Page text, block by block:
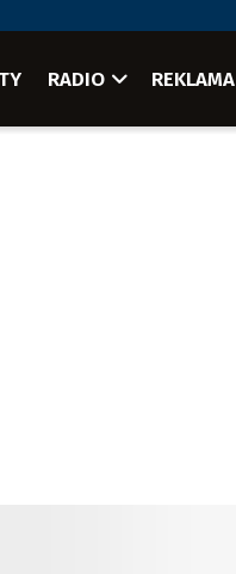
RADIO REKLAMA